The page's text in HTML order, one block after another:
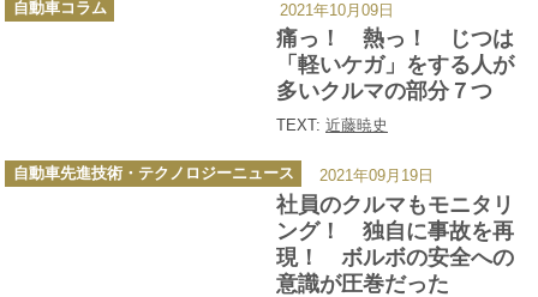
痛っ！ 熱っ！ じつは
「軽いケガ」をする人が
多いクルマの部分７つ
TEXT: 近藤暁史
テ
自動車コラム 2021年10月09日
社員のクルマもモニタリ
ング！ 独自に事故を再
現！ ボルボの安全への
意識が圧巻だった
カ
テ
自動車先進技術・テクノロジーニュース 2021年09月19日